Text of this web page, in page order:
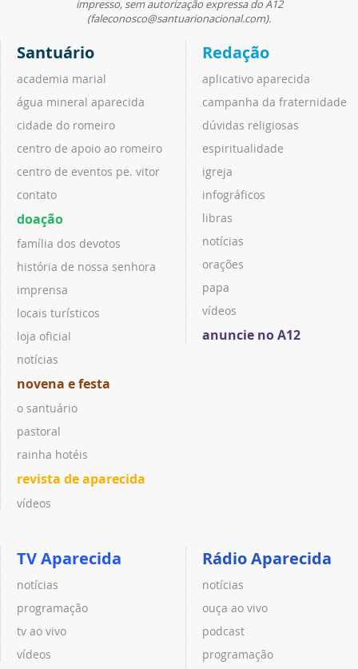
impresso, sem autorização expressa do A12
(faleconosco@santuarionacional.com).
Santuário
academia marial
água mineral aparecida
cidade do romeiro
centro de apoio ao romeiro
centro de eventos pe. vitor
contato
doação
família dos devotos
história de nossa senhora
imprensa
locais turísticos
loja oficial
notícias
novena e festa
o santuário
pastoral
rainha hotéis
revista de aparecida
vídeos
Redação
aplicativo aparecida
campanha da fraternidade
dúvidas religiosas
espiritualidade
igreja
infográficos
libras
notícias
orações
papa
vídeos
anuncie no A12
TV Aparecida
notícias
programação
tv ao vivo
vídeos
Rádio Aparecida
notícias
ouça ao vivo
podcast
programação